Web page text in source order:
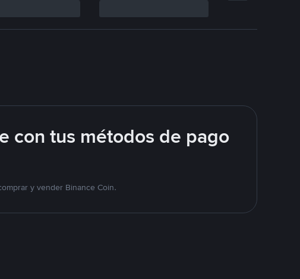
con tus métodos de pago
y vender Binance Coin.